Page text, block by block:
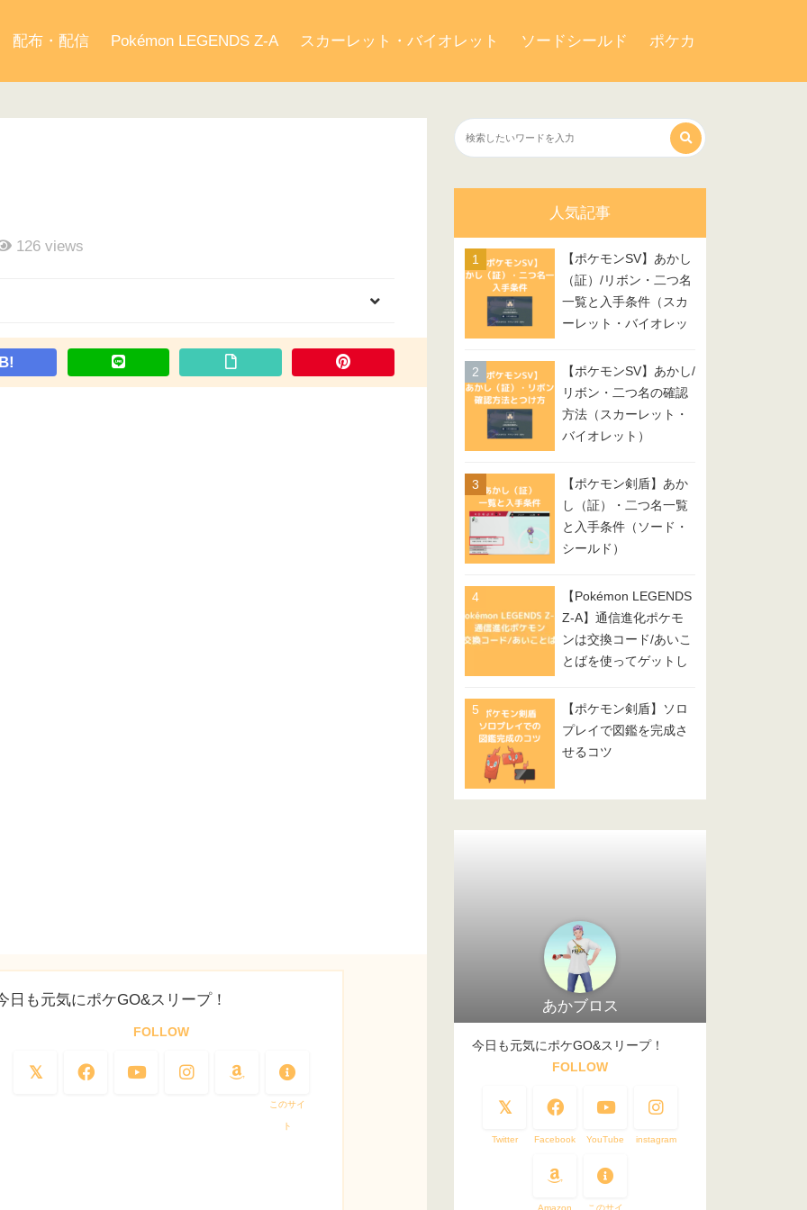
配布・配信 Pokémon LEGENDS Z-A スカーレット・バイオレット ソードシールド ポケカ
126 views
日も元気にポケGO&スリープ！
FOLLOW
このサイ
ト
人気記事
【ポケモンSV】あかし
（証）/リボン・二つ名
一覧と入手条件（スカ
ーレット・バイオレッ
【ポケモンSV】あかし/
リボン・二つ名の確認
方法（スカーレット・
バイオレット）
【ポケモン剣盾】あか
し（証）・二つ名一覧
と入手条件（ソード・
シールド）
【Pokémon LEGENDS
Z-A】通信進化ポケモ
ンは交換コード/あいこ
とばを使ってゲットし
【ポケモン剣盾】ソロ
プレイで図鑑を完成さ
せるコツ
あかブロス
今日も元気にポケGO&スリープ！
FOLLOW
Twitter Facebook YouTube instagram
Amazon このサイ